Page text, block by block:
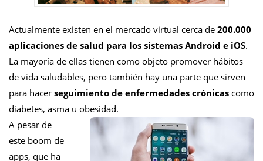
Actualmente existen en el mercado virtual cerca de 200.000
aplicaciones de salud para los sistemas Android e iOS.
La mayoría de ellas tienen como objeto promover hábitos
de vida saludables, pero también hay una parte que sirven
para hacer seguimiento de enfermedades crónicas como
diabetes, asma u obesidad.
A pesar de
este boom de
apps, que ha